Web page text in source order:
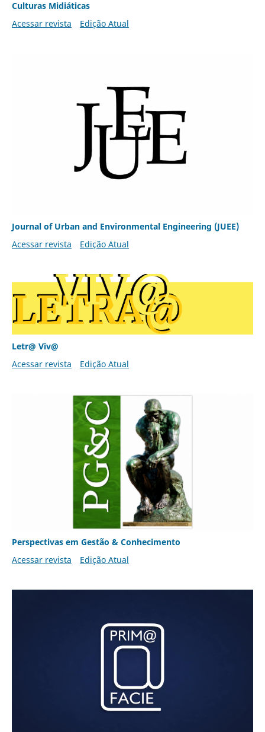
Culturas Midiáticas
Acessar revista
Edição Atual
Journal of Urban and Environmental Engineering (JUEE)
Acessar revista
Edição Atual
Letr@ Viv@
Acessar revista
Edição Atual
Perspectivas em Gestão & Conhecimento
Acessar revista
Edição Atual